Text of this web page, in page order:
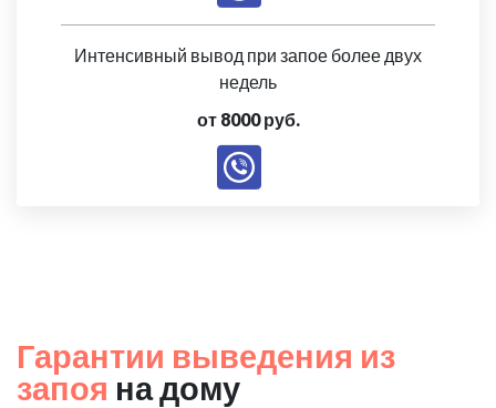
Интенсивный вывод при запое более двух
недель
от 8000 руб.
Гарантии выведения из
запоя на дому